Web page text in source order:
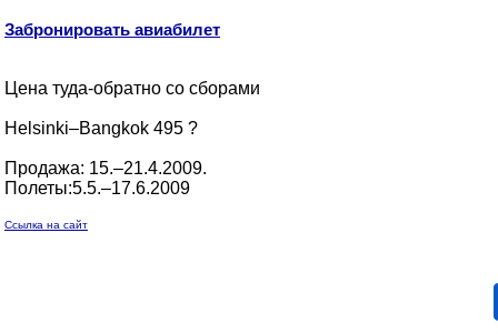
Забронировать авиабилет
Цена туда-обратно со сборами
Helsinki–Bangkok 495 ?
Продажа: 15.–21.4.2009.
Полеты:5.5.–17.6.2009
Ссылка на сайт